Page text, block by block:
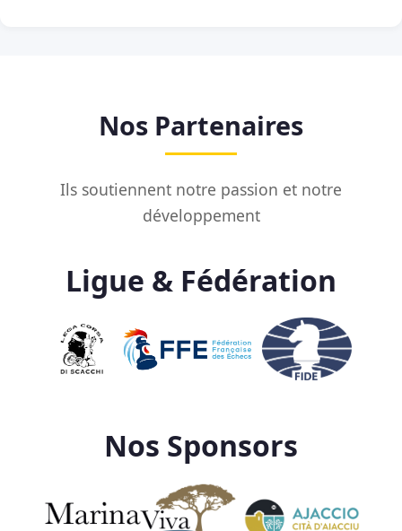
Nos Partenaires
Ils soutiennent notre passion et notre
développement
Ligue & Fédération
Nos Sponsors